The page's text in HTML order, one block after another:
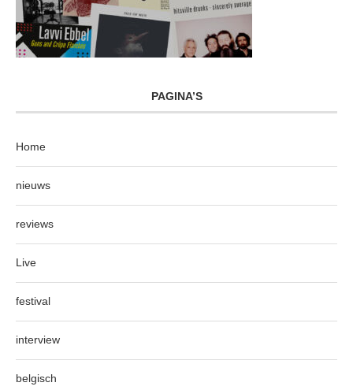
PAGINA’S
Home
nieuws
reviews
Live
festival
interview
belgisch